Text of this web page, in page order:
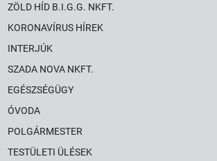
ZÖLD HÍD B.I.G.G. NKFT.
KORONAVÍRUS HÍREK
INTERJÚK
SZADA NOVA NKFT.
EGÉSZSÉGÜGY
ÓVODA
POLGÁRMESTER
TESTÜLETI ÜLÉSEK